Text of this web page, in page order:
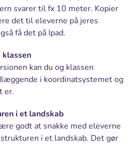
svarer til fx 10 meter. Kopier
det til eleverne på jeres
få det på Ipad.
klassen
kan du og klassen
i koordinatsystemet og
er.
i et landskab
godt at snakke med eleverne
i et landskab. Det gør